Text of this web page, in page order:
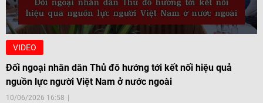
VIDEO
Đối ngoại nhân dân Thủ đô hướng tới kết nối hiệu quả
nguồn lực người Việt Nam ở nước ngoài
10/06/2026 16:58